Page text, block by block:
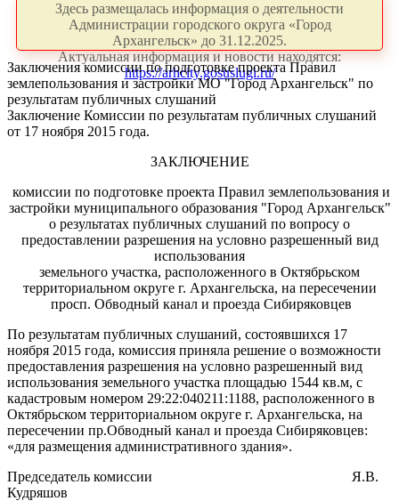
Здесь размещалась информация о деятельности
Администрации городского округа «Город
Архангельск» до 31.12.2025.
Актуальная информация и новости находятся:
https://arhcity.gosuslugi.ru/
Заключения комиссии по подготовке проекта Правил
землепользования и застройки МО "Город Архангельск" по
результатам публичных слушаний
Заключение Комиссии по результатам публичных слушаний
от 17 ноября 2015 года.
ЗАКЛЮЧЕНИЕ
комиссии по подготовке проекта Правил землепользования и
застройки муниципального образования "Город Архангельск"
о результатах публичных слушаний по вопросу о
предоставлении разрешения на условно разрешенный вид
использования
земельного участка, расположенного в Октябрьском
территориальном округе г. Архангельска, на пересечении
просп. Обводный канал и проезда Сибиряковцев
По результатам публичных слушаний, состоявшихся 17
ноября 2015 года, комиссия приняла решение о возможности
предоставления разрешения на условно разрешенный вид
использования земельного участка площадью 1544 кв.м, с
кадастровым номером 29:22:040211:1188, расположенного в
Октябрьском территориальном округе г. Архангельска, на
пересечении пр.Обводный канал и проезда Сибиряковцев:
«для размещения административного здания».
Председатель комиссии Я.В.
Кудряшов